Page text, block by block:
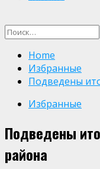
Найти:
Home
Избранные
Подведены
Избранные
Подведены
района